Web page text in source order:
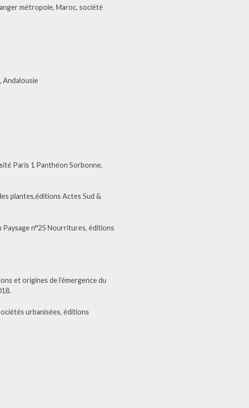
métropole, Maroc, société
Andalousie
Paris 1 Panthéon Sorbonne,
plantes,éditions Actes Sud &
Paysage n°25 Nourritures, éditions
et origines de l’émergence du
urbanisées, éditions